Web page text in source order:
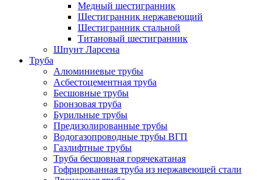
Медный шестигранник
Шестигранник нержавеющий
Шестигранник стальной
Титановый шестигранник
Шпунт Ларсена
Труба
Алюминиевые трубы
Асбестоцементная труба
Бесшовные трубы
Бронзовая труба
Бурильные трубы
Предизолированные трубы
Водогазопроводные трубы ВГП
Газлифтные трубы
Труба бесшовная горячекатаная
Гофрированная труба из нержавеющей стали